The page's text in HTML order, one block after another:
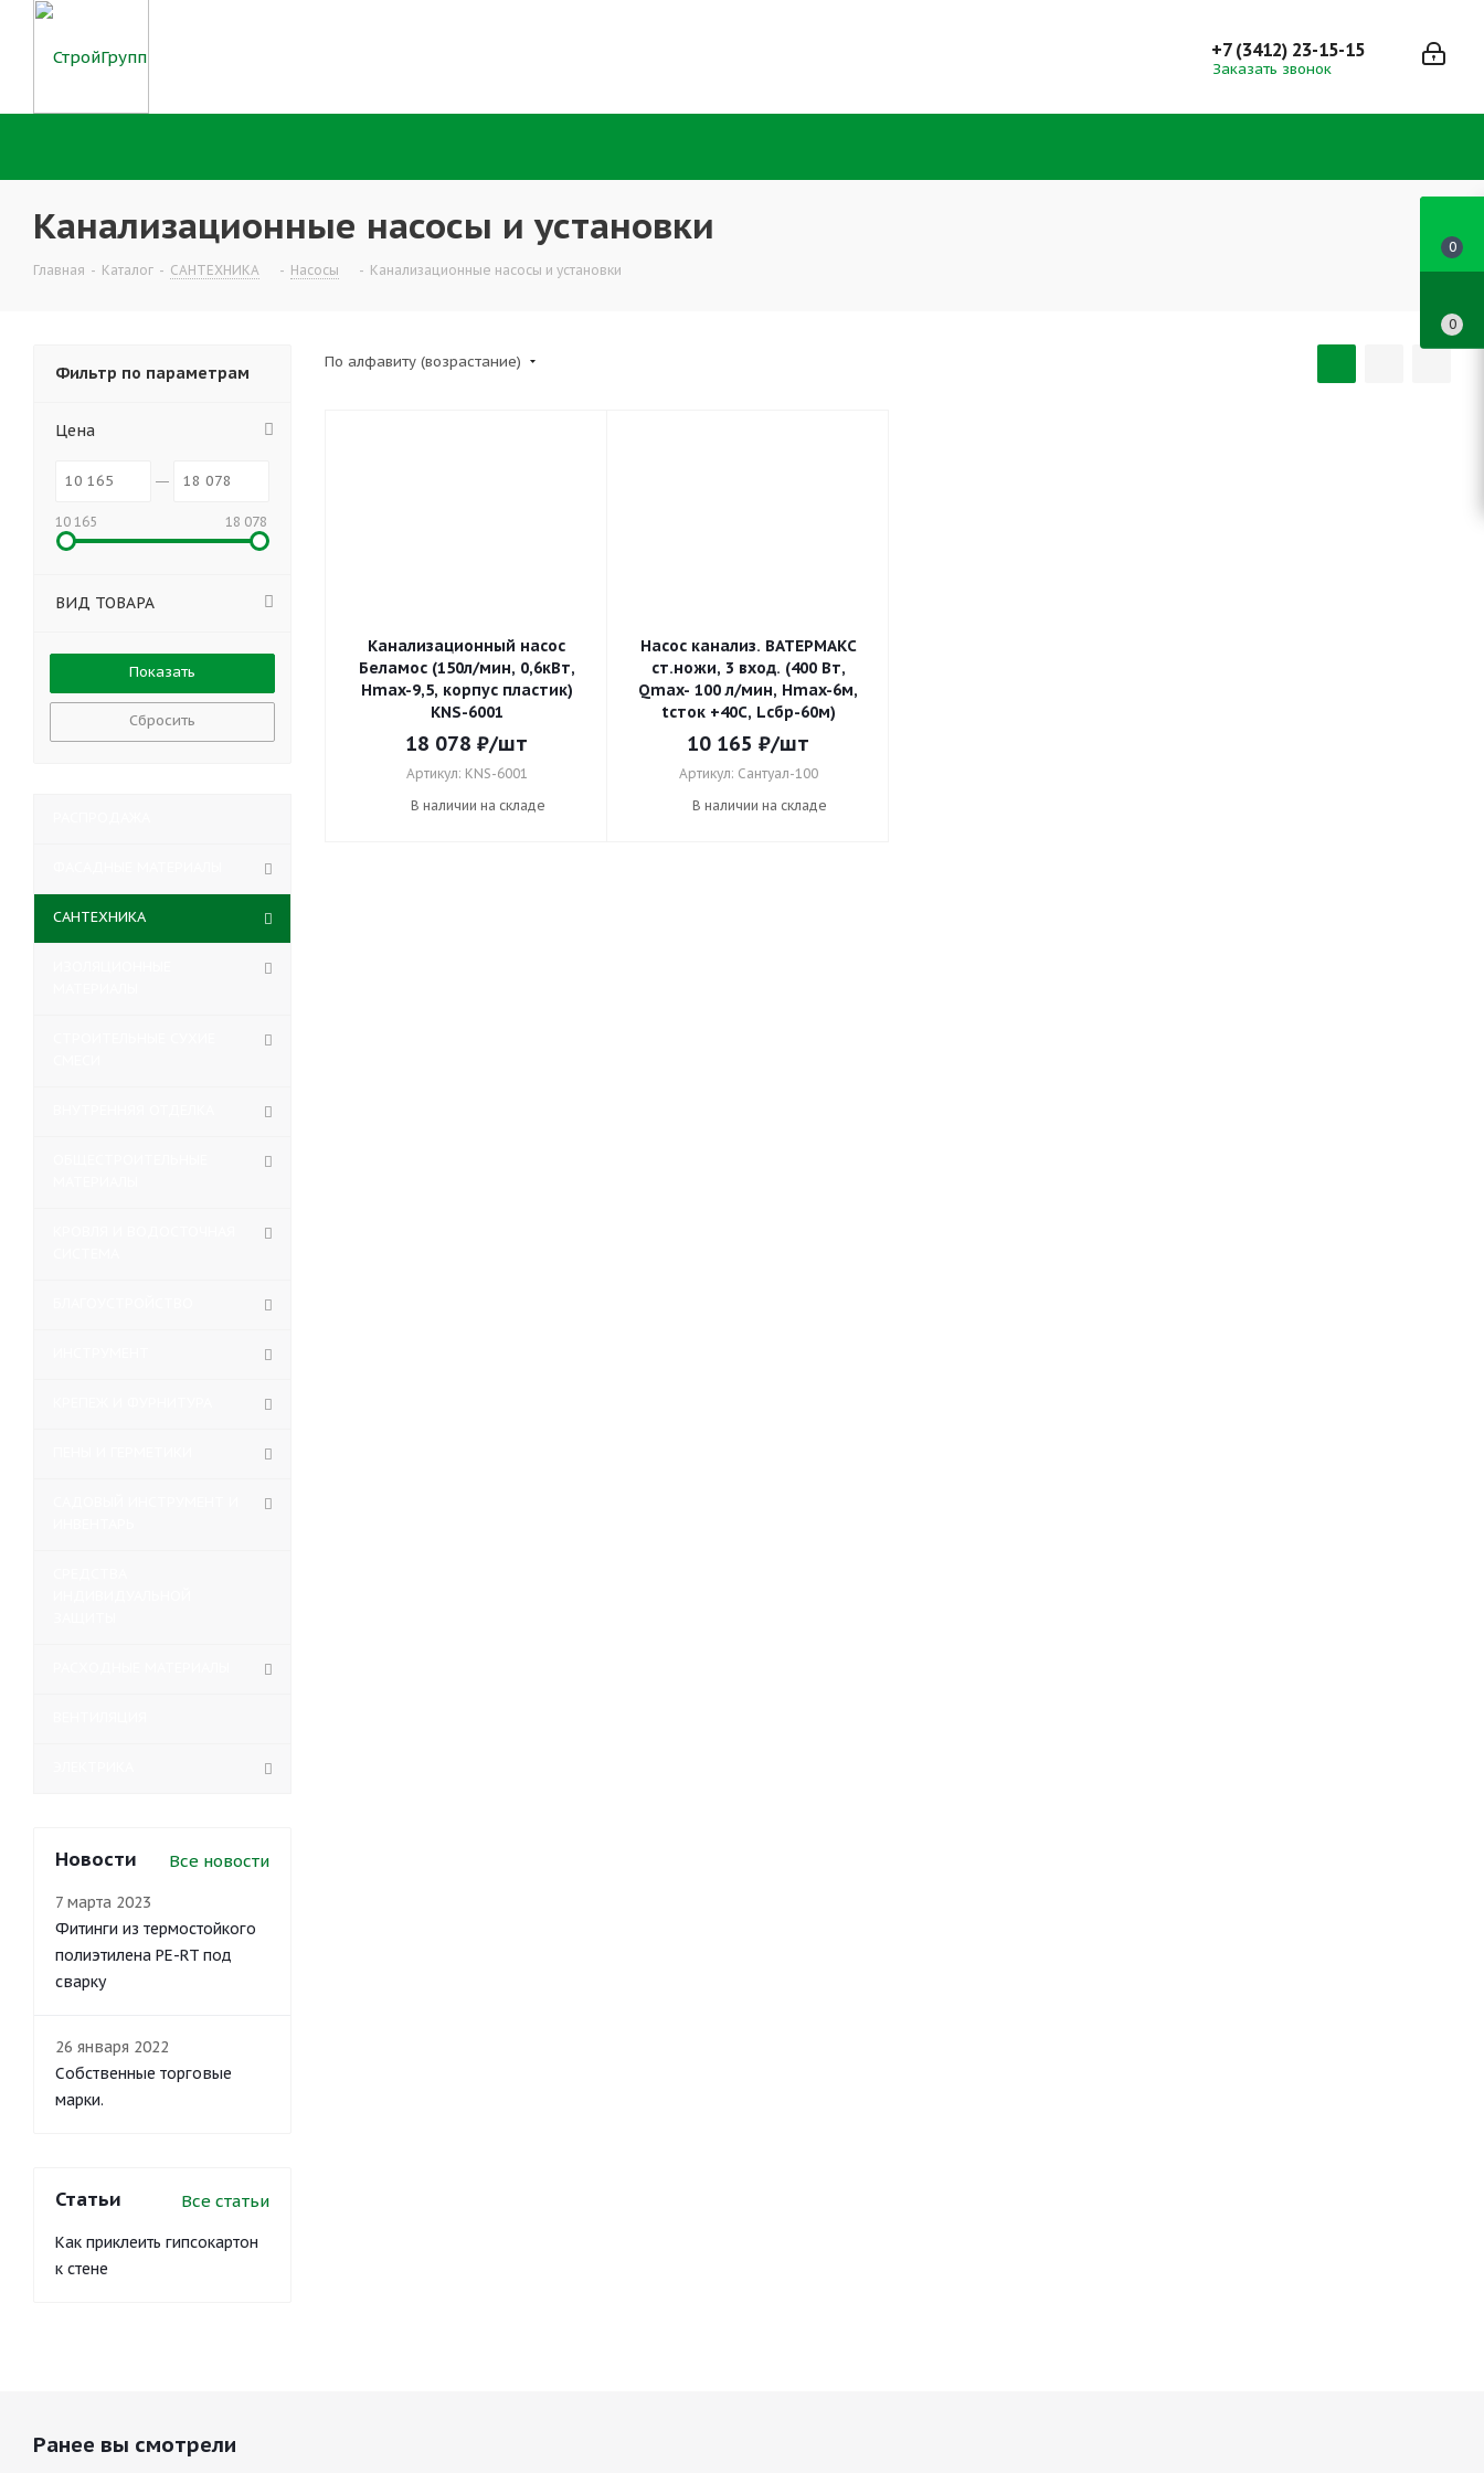
+7 (3412) 23-15-15
Заказать звонок
Канализационные насосы и установки
Главная - Каталог - САНТЕХНИКА - Насосы - Канализационные насосы и установки
По алфавиту (возрастание)
Канализационный насос
Беламос (150л/мин, 0,6кВт,
Hmax-9,5, корпус пластик)
KNS-6001
18 078 ₽/шт
Артикул: KNS-6001
В наличии на складе
Насос канализ. ВАТЕРМАКС
ст.ножи, 3 вход. (400 Вт,
Qmax- 100 л/мин, Hmax-6м,
tсток +40С, Lсбр-60м)
10 165 ₽/шт
Артикул: Сантуал-100
В наличии на складе
Фильтр по параметрам
Цена
10 165 18 078
ВИД ТОВАРА
Сбросить
САНТЕХНИКА
Новости Все новости
7 марта 2023
Фитинги из термостойкого
полиэтилена PE-RT под
сварку
26 января 2022
Собственные торговые
марки.
Статьи Все статьи
Как приклеить гипсокартон
к стене
Ранее вы смотрели
0
0